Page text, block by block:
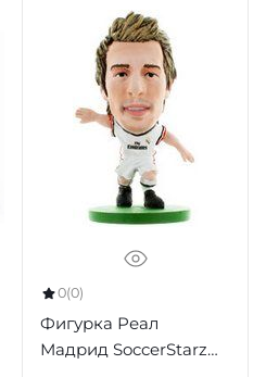
0(0)
Фигурка Реал
Мадрид SoccerStarz